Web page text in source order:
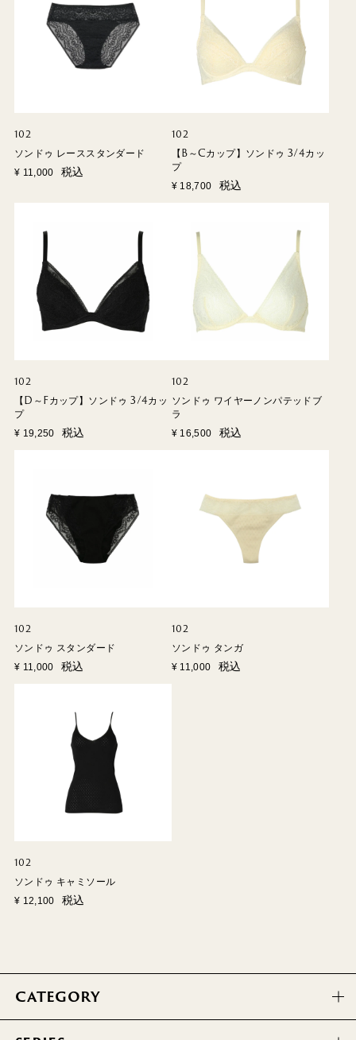
102
ソンドゥ レーススタンダード
¥ 11,000 税込
102
【B～Cカップ】ソンドゥ 3/4カッ
プ
¥ 18,700 税込
102
【D～Fカップ】ソンドゥ 3/4カッ
プ
¥ 19,250 税込
102
ソンドゥ ワイヤーノンパテッドブ
ラ
¥ 16,500 税込
102
ソンドゥ スタンダード
¥ 11,000 税込
102
ソンドゥ タンガ
¥ 11,000 税込
102
ソンドゥ キャミソール
¥ 12,100 税込
CATEGORY